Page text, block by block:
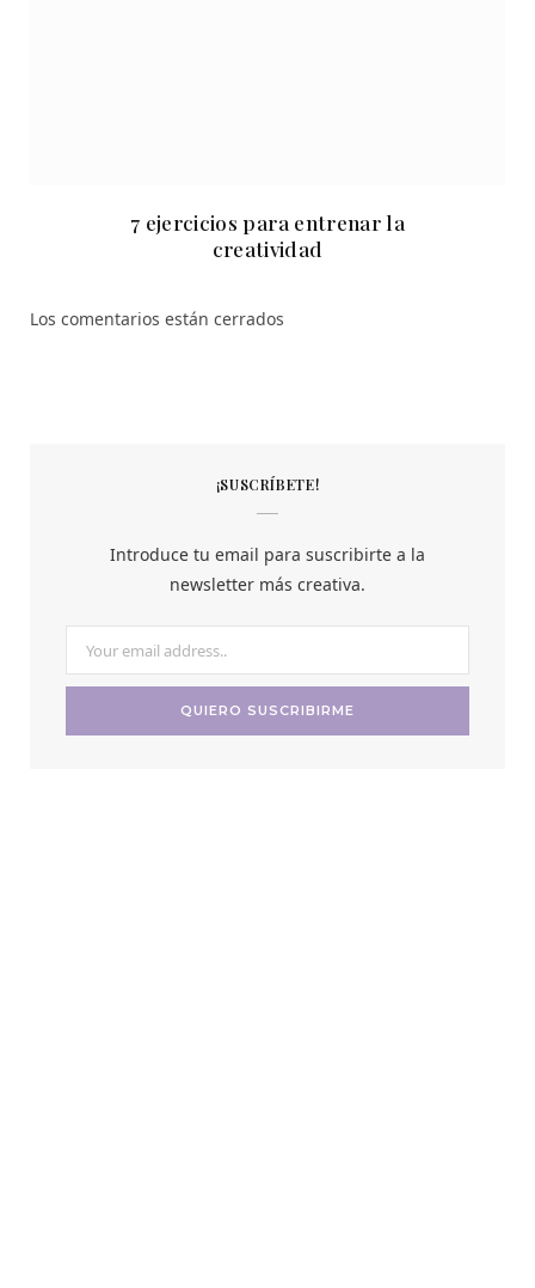
7 ejercicios para entrenar la
creatividad
Los comentarios están cerrados
¡SUSCRÍBETE!
Introduce tu email para suscribirte a la
newsletter más creativa.